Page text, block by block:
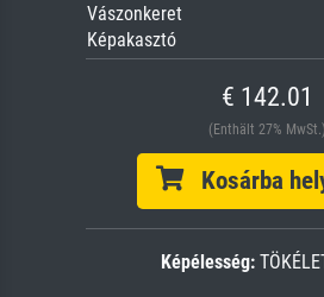
Vászonkeret
Képakasztó
€ 142.01
(Enthält 27% MwSt.)
Kosárba
Képélesség: